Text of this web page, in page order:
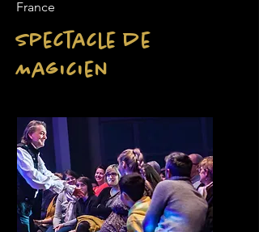
France
Spectacle de
Magicien